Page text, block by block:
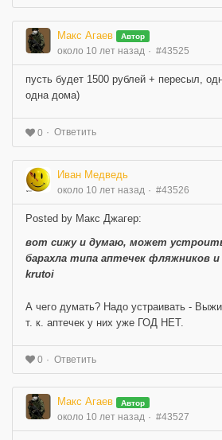
Макс Агаев Автор
около 10 лет назад #43525
пусть будет 1500 рублей + пересыл,
одна дома)
0 Ответить
Иван Медведь
около 10 лет назад #43526
Posted by Макс Джагер:
вот сижу и думаю, может
барахла типа аптечек фляжников
krutoi
А чего думать? Надо устраивать -
т. к. аптечек у них уже ГОД НЕТ.
0 Ответить
Макс Агаев Автор
около 10 лет назад #43527